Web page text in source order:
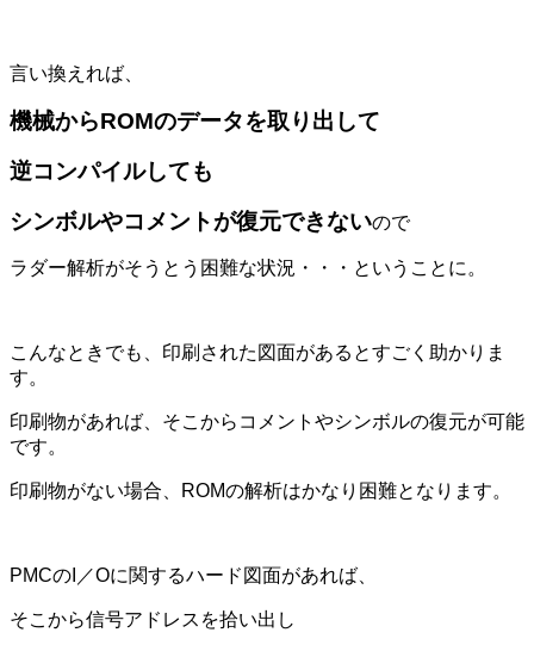
言い換えれば、
機械からROMのデータを取り出して
逆コンパイルしても
シンボルやコメントが復元できないので
ラダー解析がそうとう困難な状況・・・ということに。
こんなときでも、印刷された図面があるとすごく助かりま
す。
印刷物があれば、そこからコメントやシンボルの復元が可能
です。
印刷物がない場合、ROMの解析はかなり困難となります。
PMCのI／Oに関するハード図面があれば、
そこから信号アドレスを拾い出し